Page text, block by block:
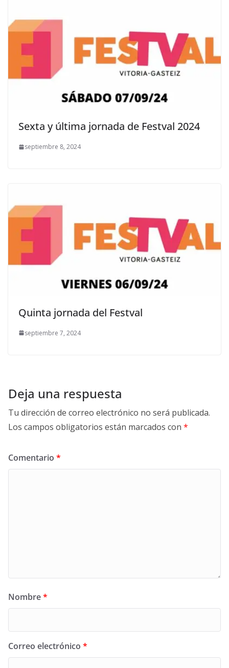
Sexta y última jornada de Festval 2024
septiembre 8, 2024
Quinta jornada del Festval
septiembre 7, 2024
Deja una respuesta
Tu dirección de correo electrónico no será publicada.
Los campos obligatorios están marcados con *
Comentario *
Nombre*
Correo electrónico *